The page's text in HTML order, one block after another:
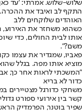
שלוש-שלוש. אמרתי: ‘עד
התקף לב ואיבד את ההכרה.
האוהדים שלוקחים ללב
כשהוא משחזר את האירוע,
אותו לבית החולים, כדי
משם?”.
פאביו, שמגדיר את עצמו
מוציא אותו מפה. בגלל
"המשכתי לראות אחר כך,
כדור לא בריא
משחקי כדורגל מצטיירים
קשר בין אירועי ספורט